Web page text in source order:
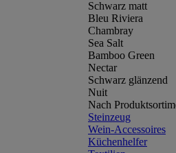
Schwarz matt
Bleu Riviera
Chambray
Sea Salt
Bamboo Green
Nectar
Schwarz glänzend
Nuit
Nach
Steinzeug
Wein-Accessoires
Küchenhelfer